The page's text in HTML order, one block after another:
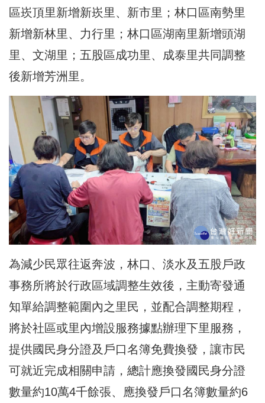
區崁頂里新增新崁里、新市里；林口區南勢里
新增新林里、力行里；林口區湖南里新增頭湖
里、文湖里；五股區成功里、成泰里共同調整
後新增芳洲里。
為減少民眾往返奔波，林口、淡水及五股戶政
事務所將於行政區域調整生效後，主動寄發通
知單給調整範圍內之里民，並配合調整期程，
將於社區或里內增設服務據點辦理下里服務，
提供國民身分證及戶口名簿免費換發，讓市民
可就近完成相關申請，總計應換發國民身分證
數量約10萬4千餘張、應換發戶口名簿數量約6